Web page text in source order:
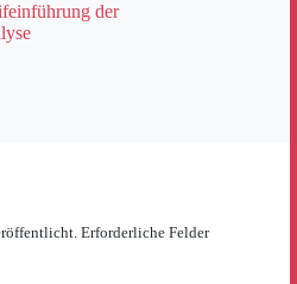
der
Erforderliche Felder